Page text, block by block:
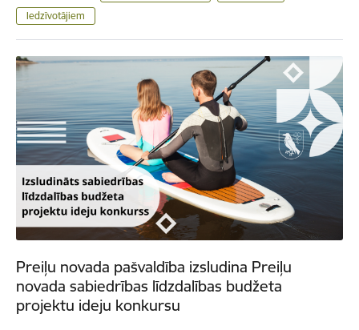
Iedzīvotājiem
Preiļu novada pašvaldība izsludina Preiļu
novada sabiedrības līdzdalības budžeta
projektu ideju konkursu